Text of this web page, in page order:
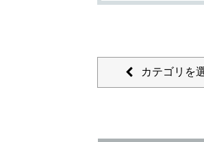
カテゴリを